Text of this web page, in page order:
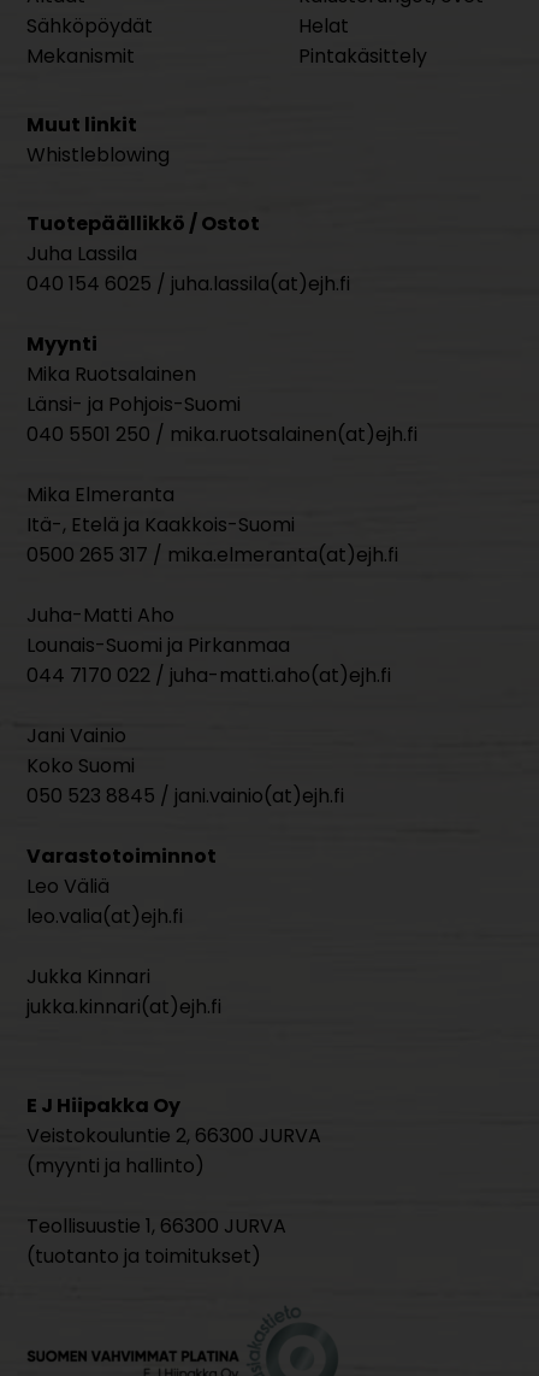
Sähköpöydät
Mekanismit
Helat
Pintakäsittely
Muut linkit
Whistleblowing
Tuotepäällikkö / Ostot
Juha Lassila
040 154 6025 / juha.lassila(at)ejh.fi
Myynti
Mika Ruotsalainen
Länsi- ja Pohjois-Suomi
040 5501 250 / mika.ruotsalainen(at)ejh.fi
Mika Elmeranta
Itä-, Etelä ja Kaakkois-Suomi
0500 265 317 / mika.elmeranta(at)ejh.fi
Juha-Matti Aho
Lounais-Suomi ja Pirkanmaa
044 7170 022 / juha-matti.aho(at)ejh.fi
Jani Vainio
Koko Suomi
050 523 8845 / jani.vainio(at)ejh.fi
Varastotoiminnot
Leo Väliä
leo.valia(at)ejh.fi
Jukka Kinnari
jukka.kinnari(at)ejh.fi
E J Hiipakka Oy
Veistokouluntie 2, 66300 JURVA
(myynti ja hallinto)
Teollisuustie 1, 66300 JURVA
(tuotanto ja toimitukset)